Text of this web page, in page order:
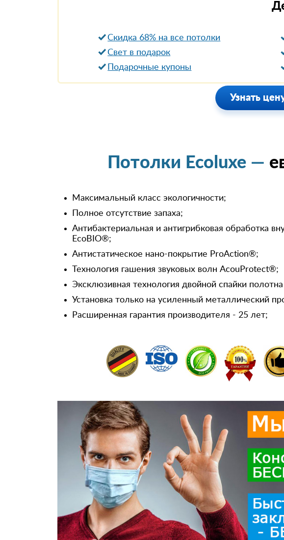
Скидка 68% на все потолки
Свет в подарок
Подарочные купоны
Узнать
Потолки Ecoluxe —
Максимальный класс экологичности;
Полное отсутствие запаха;
Антибактериальная и антигрибковая обработка
EcoBIO®;
Антистатическое нано-покрытие ProAction®;
Технология гашения звуковых волн AcouProtect®;
Эксклюзивная технология двойной спайки
Установка только на усиленный металлический
Расширенная гарантия производителя - 25 лет;